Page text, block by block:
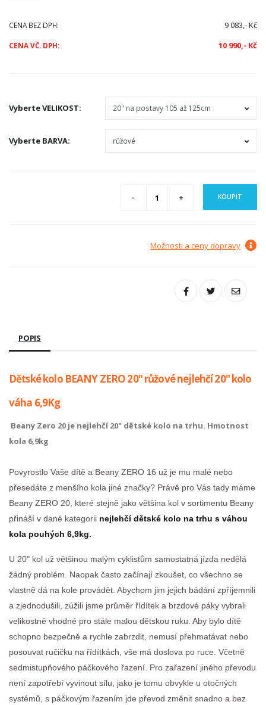
CENA BEZ DPH: 9 083,- Kč
CENA VČ. DPH: 10 990,- Kč
VyberteVELIKOST:
Vyberte BARVA:
KOUPIT
Možnosti a ceny dopravy
POPIS
Dětské kolo BEANY ZERO 20" růžové nejlehčí 20" kolo
váha 6,9Kg
Beany Zero 20 je nejlehčí 20" dětské kolo na trhu. Hmotnost
kola 6,9kg
Povyrostlo Vaše dítě a Beany ZERO 16 už je mu malé nebo
přesedáte z menšího kola jiné značky? Právě pro Vás tady máme
Beany ZERO 20, které stejně jako většina kol v sortimentu Beany
přináší v dané kategorii nejlehčí dětské kolo na trhu s váhou
kola pouhých 6,9kg.
U 20" kol už většinou malým cyklistům samostatná jízda nedělá
žádný problém. Naopak často začínají zkoušet, co všechno se
vlastně dá na kole provádět. Abychom jim jejich bádání zpříjemnili
a zjednodušili, zúžili jsme průměr řídítek a brzdové páky vybrali
velikostně vhodné pro stále malou dětskou ruku. Aby bylo dítě
schopno bezpečně a rychle zabrzdit, nemusí přehmatávat nebo
posouvat ručičku na řídítkách, vše má doslova po ruce. Včetně
sedmistupňového páčkového řazení. Pro zařazení jiného převodu
není zapotřebí vyvinout sílu, jako je tomu obvykle u otočných
systémů, s páčkovým řazením jde převod změnit snadno a bez